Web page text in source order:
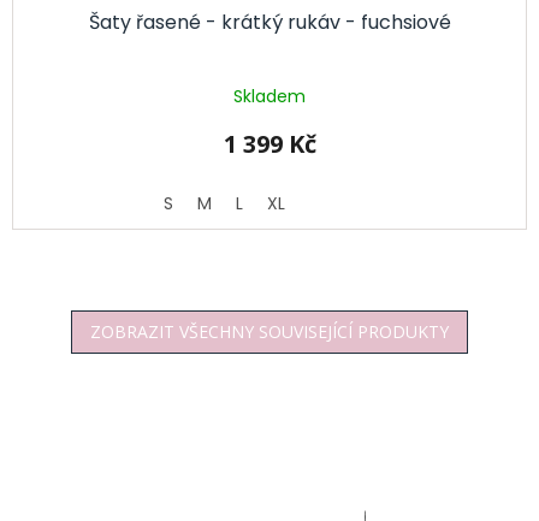
Šaty řasené - krátký rukáv - fuchsiové
Skladem
1 399 Kč
S M L XL
ZOBRAZIT VŠECHNY SOUVISEJÍCÍ PRODUKTY